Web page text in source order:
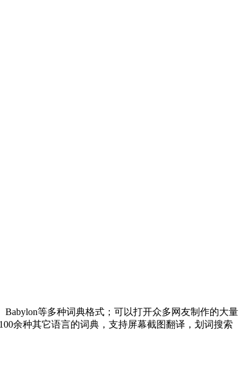
等多种词典格式；可以打开众多网友制作的大量
余种其它语言的词典，支持屏幕截图翻译，划词搜索